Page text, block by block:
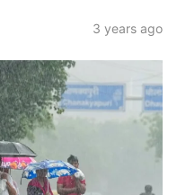
3 years ago